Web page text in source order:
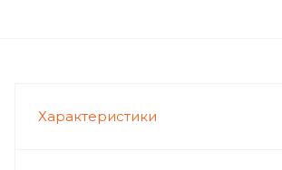
Характеристики